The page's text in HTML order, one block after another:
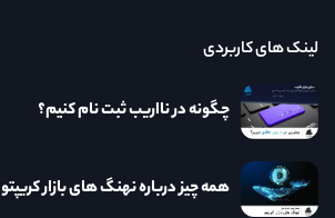
لینک های کاربردی
چگونه در نااریب ثبت نام کنیم؟
همه چیز درباره نهنگ های بازار کریپتو